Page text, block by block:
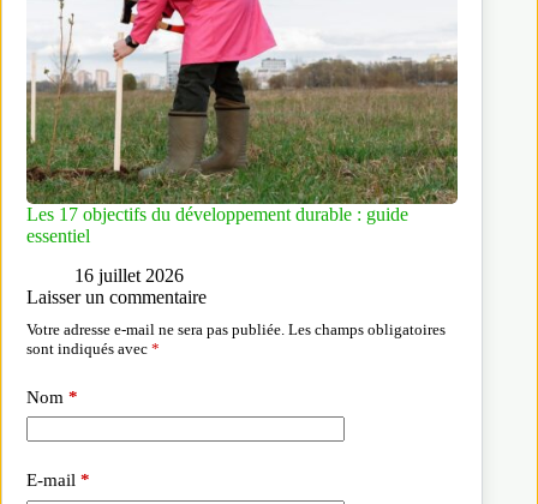
Les 17 objectifs du développement durable : guide
essentiel
16 juillet 2026
Laisser un commentaire
Votre adresse e-mail ne sera pas publiée. Les champs obligatoires
sont indiqués avec *
Nom *
E-mail *